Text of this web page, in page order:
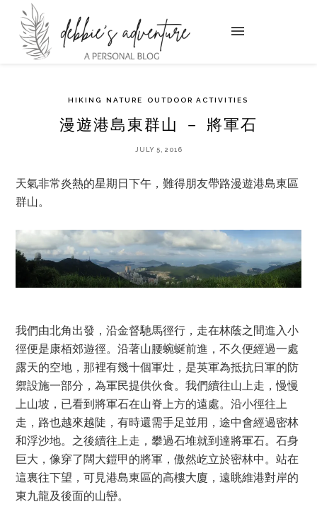
HIKING NATURE OUTDOOR ACTIVITIES
漫遊港島東群山 － 將軍石
JULY 5, 2016
天氣非常炎熱的星期日下午，難得朋友帶路漫遊港島東區
群山。
我們由北角出發，沿金督馳馬徑行，走在林蔭之間進入小
徑便是康栢郊遊徑。沿著山腰蜿蜒前進，不久便經過一處
露天的空地，那裡有幾十個軍灶，是英軍為抵抗日軍的防
禦設施一部分，為軍民提供伙食。我們續往山上走，慢慢
上山坡，已看到將軍石在山脊上方的遠處。沿小徑往上
走，路也越來越陡，有時還需手足並用，途中會經過密林
和浮沙地。之後續往上走，攀過石堆就到達將軍石。石身
巨大，像穿了闊大鎧甲的將軍，傲然屹立於密林中。站在
這裏往下望，可見港島東區的高樓大廈，遠眺維港對岸的
東九龍及後面的山巒。